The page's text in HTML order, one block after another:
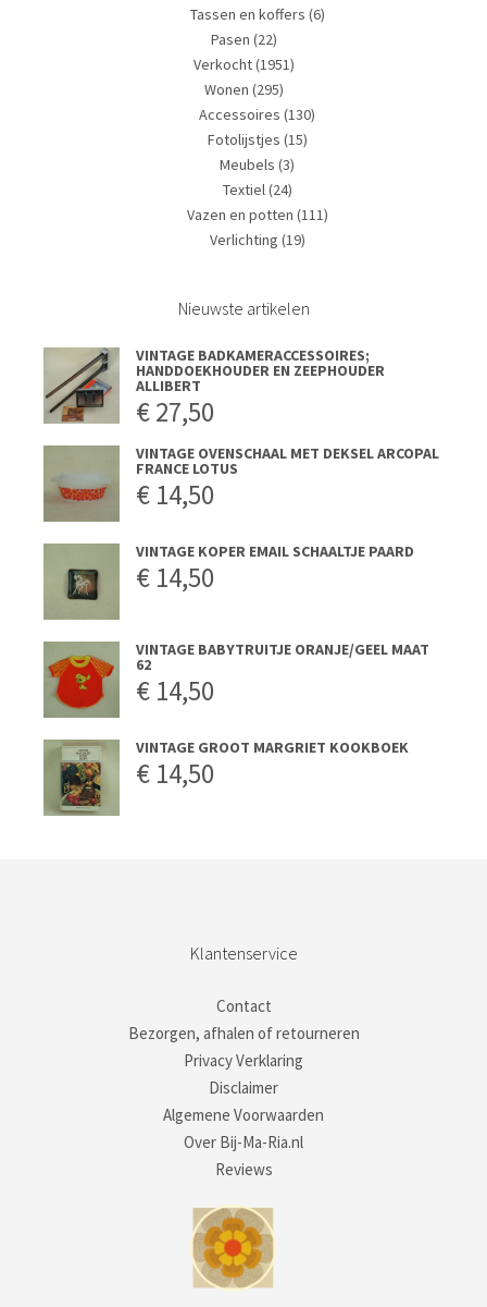
Tassen en koffers (6)
Pasen (22)
Verkocht(1951)
Wonen (295)
Accessoires (130)
Fotolijstjes (15)
Meubels (3)
Textiel(24)
Vazen en potten (111)
Verlichting (19)
Nieuwste artikelen
VINTAGE BADKAMERACCESSOIRES;
HANDDOEKHOUDER EN ZEEPHOUDER
ALLIBERT
€27,50
VINTAGE OVENSCHAAL MET DEKSEL ARCOPAL
FRANCE LOTUS
€ 14,50
VINTAGE KOPER EMAIL SCHAALTJE PAARD
€ 14,50
VINTAGE BABYTRUITJE ORANJE/GEEL MAAT
62
€ 14,50
VINTAGE GROOT MARGRIET KOOKBOEK
€ 14,50
Klantenservice
Contact
Bezorgen, afhalen of retourneren
Privacy Verklaring
Disclaimer
Algemene Voorwaarden
Over Bij-Ma-Ria.nl
Reviews